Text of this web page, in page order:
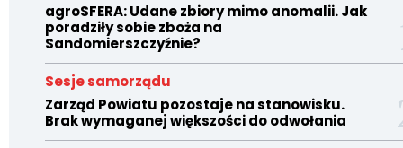
agroSFERA: Udane zbiory mimo anomalii. Jak
poradziły sobie zboża na
Sandomierszczyźnie?
Sesje samorządu
Zarząd Powiatu pozostaje na stanowisku.
Brak wymaganej większości do odwołania